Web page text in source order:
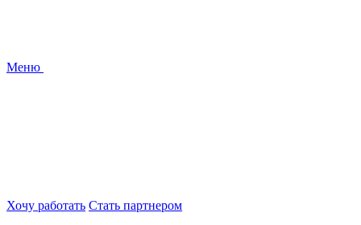
Меню
Хочу работать Стать партнером